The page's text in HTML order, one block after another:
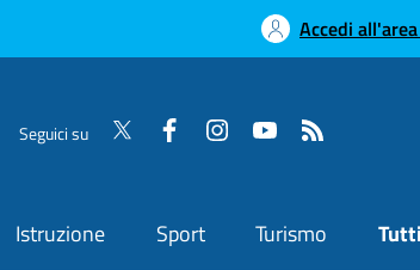
Accedi
Seguici su
Istruzione Sport Turismo